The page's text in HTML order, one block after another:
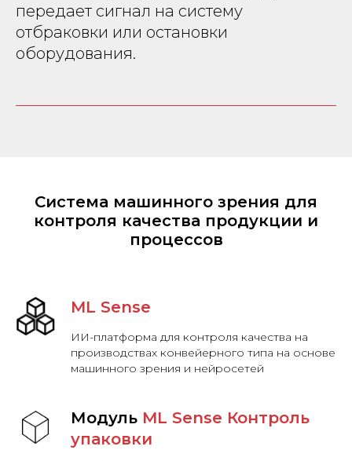
передает сигнал на систему
отбраковки или остановки
оборудования.
Система машинного зрения для
контроля качества продукции и
процессов
ML Sense
ИИ-платформа для контроля качества на
производствах конвейерного типа на основе
машинного зрения и нейросетей
Модуль ML Sense Контроль
упаковки